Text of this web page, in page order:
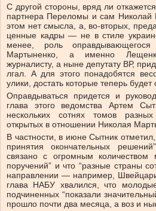
С другой стороны, вряд ли
партнера Переломы и сам Николай
этом нет смысла, а, во-вторых,
ценные кадры — не в стиле
менее, роль
Мартыненко, а именно
журналисту, а ныне депутату ВР,
лгал. А для этого понадобятся
улики, достать которые теперь будет
Оправдываться придется и
глава этого ведомства Артем
нескольких сотнях томов разных
открытых в отношении Николая
В частности, в июне Сытник
принятия окончательных
связано с огромным количеством
поручений” и что “разные страны
направлении — например,
глава НАБУ хвалился, что
подчиненных “показали
прошло почти два месяца, а воз и